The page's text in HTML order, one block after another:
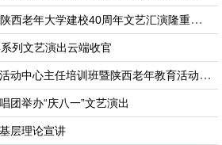
“永远跟党走·奋进新征程”陕西老年大学建校40周年文艺汇演隆重举行
列文艺演出云端收官
全省老年大学校长老干部活动中心主任培训班​​​​​暨陕西老年教育活动高质量发展座谈会在西安举办
团举办“庆八一”文艺演出
层理论宣讲